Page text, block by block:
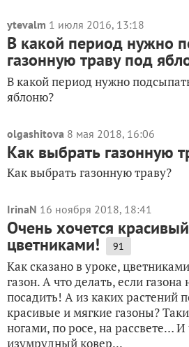
ytevalm 1 июля 2016, 13:18
В какой период нужно
газонную траву под
В какой период нужно
яблоню?
olgashitova 8 мая 2018, 16:06
Как выбрать газонную
Как выбрать газонную траву?
IrinaN 16 ноября 2018, 18:41
Очень хочется
цветниками! 91
Как сказано в уроке,
газон. А что делать, если газона
посадить! А из каких растений
красивые и мягкие газоны?
ногами, по росе, на рассвете…
изумрудный ковер...